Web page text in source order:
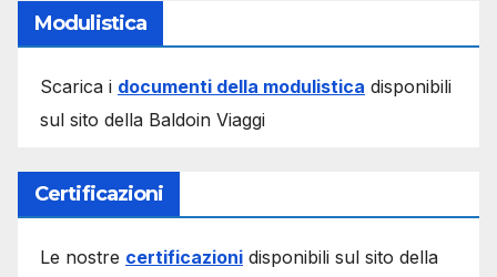
Modulistica
Scarica i documenti della modulistica disponibili
sul sito della Baldoin Viaggi
Certificazioni
Le nostre certificazioni disponibili sul sito della